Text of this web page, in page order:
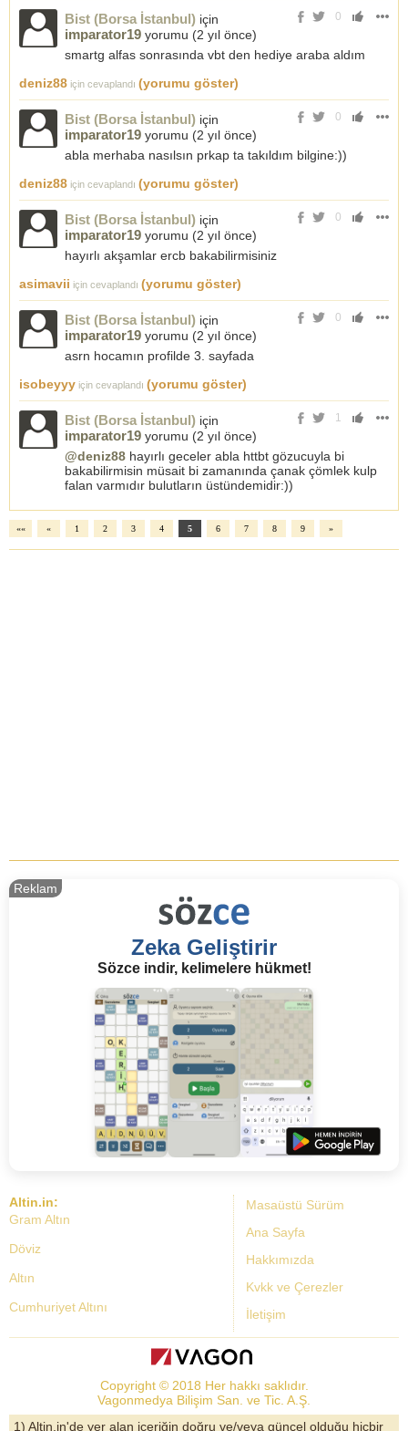
0
Bist (Borsa İstanbul) için
imparator19 yorumu (2 yıl önce)
smartg alfas sonrasında vbt den hediye araba aldım
deniz88 için cevaplandı (yorumu göster)
0
Bist (Borsa İstanbul) için
imparator19 yorumu (2 yıl önce)
abla merhaba nasılsın prkap ta takıldım bilgine:))
deniz88 için cevaplandı (yorumu göster)
0
Bist (Borsa İstanbul) için
imparator19 yorumu (2 yıl önce)
hayırlı akşamlar ercb bakabilirmisiniz
asimavii için cevaplandı (yorumu göster)
0
Bist (Borsa İstanbul) için
imparator19 yorumu (2 yıl önce)
asrn hocamın profilde 3. sayfada
isobeyyy için cevaplandı (yorumu göster)
1
Bist (Borsa İstanbul) için
imparator19 yorumu (2 yıl önce)
@deniz88 hayırlı geceler abla httbt gözucuyla bi
bakabilirmisin müsait bi zamanında çanak çömlek kulp
falan varmıdır bulutların üstündemidir:))
«« « 1 2 3 4 5 6 7 8 9 »
Zeka Geliştirir
Sözce indir, kelimelere hükmet!
Reklam
Masaüstü Sürüm
Ana Sayfa
Hakkımızda
Kvkk ve Çerezler
İletişim
Altin.in:
Gram Altın
Döviz
Altın
Cumhuriyet Altını
Dolar Kuru
Altın Yorumları
Copyright © 2018 Her hakkı saklıdır.
Vagonmedya Bilişim San. ve Tic. A.Ş.
1) Altin.in'de yer alan içeriğin doğru ve/veya güncel olduğu hiçbir